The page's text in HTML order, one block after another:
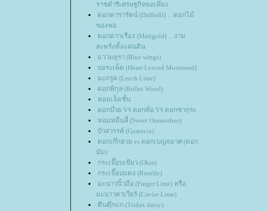
ราชดำริเศรษฐกิจพอเพียง
ดอกดารารัตน์ (Daffodil) ... ดอกไม้
ของพ่อ
ดอกดาวเรือง (Marigold) ... งาม
สะพรั่งทั้งแผ่นดิน
ววมยุรา (Blue wings)
บอระเพ็ด (Heart-Leaved Moonseed)
มะกรูด (Leech Lime)
ดอกพิกุล (Bullet Wood)
หอมเจ็ดชั้น
ดอกบ๊วย VS ดอกท้อ VS ดอกซากุระ
หอมหมื่นลี้ (Sweet Osmanthus)
บัวสวรรค์ (Gustavia)
ดอกเก๊กฮวย vs ดอกเบญจมาศ (ดอก
มัม)
กระเจี๊ยบเขียว (Okra)
กระเจี๊ยบแดง (Roselle)
มะนาวนิ้วมือ (Finger Lime) หรือ
มะนาวคาเวียร์ (Caviar Lime)
ตีนตุ๊กแก (Tridax daisy)